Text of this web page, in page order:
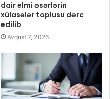
dair elmi əsərlərin
xülasələr toplusu dərc
edilib
Avqust 7, 2026